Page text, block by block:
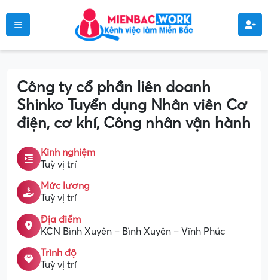
Công ty cổ phần liên doanh
Shinko Tuyển dụng Nhân viên Cơ
điện, cơ khí, Công nhân vận hành
Kinh nghiệm
Tuỳ vị trí
Mức lương
Tuỳ vị trí
Địa điểm
KCN Bình Xuyên – Bình Xuyên – Vĩnh Phúc
Trình độ
Tuỳ vị trí